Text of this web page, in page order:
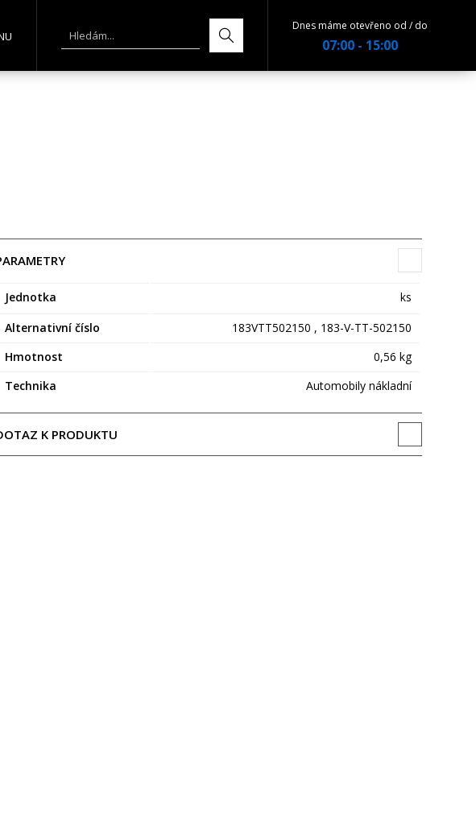
Dnes máme otevřeno od / do
07:00 - 15:00
Jednotka
ks
Alternativní číslo
183VTT502150 , 183-V-TT-502150
Hmotnost
0,56 kg
Technika
Automobily nákladní
K PRODUKTU